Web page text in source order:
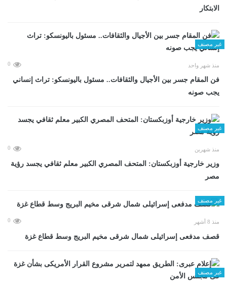
الابتكار
غير مصنف
منذ شهر واحد 0
فن المقام جسر بين الأجيال والثقافات.. مسئول باليونسكو: تراث إنساني
يجب صونه
غير مصنف
منذ شهرين 0
وزير خارجية أوزبكستان: المتحف المصري الكبير معلم ثقافي يجسد رؤية
مصر
غير مصنف
منذ 8 أشهر 0
قصف مدفعى إسرائيلى شمال شرقى مخيم البريج وسط قطاع غزة
غير مصنف